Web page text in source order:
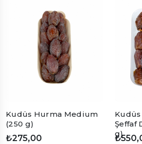
Kudüs Hurma Medium
(250 g)
₺275,00
Şeffaf
g)